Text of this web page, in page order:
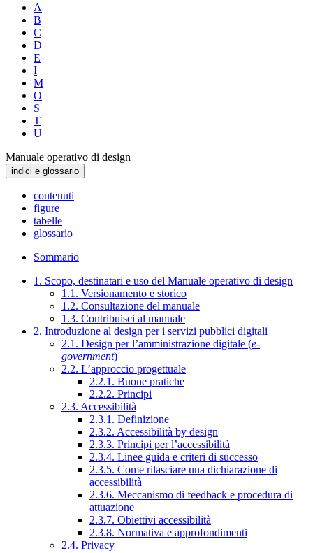
A
B
C
D
E
I
M
O
S
T
U
Manuale operativo di design
indici e glossario
contenuti
figure
tabelle
glossario
Sommario
1. Scopo, destinatari e uso del Manuale operativo di design
1.1. Versionamento e storico
1.2. Consultazione del manuale
1.3. Contribuisci al manuale
2. Introduzione al design per i servizi pubblici digitali
2.1. Design per l’amministrazione digitale (e-
government)
2.2. L’approccio progettuale
2.2.1. Buone pratiche
2.2.2. Principi
2.3. Accessibilità
2.3.1. Definizione
2.3.2. Accessibilità by design
2.3.3. Principi per l’accessibilità
2.3.4. Linee guida e criteri di successo
2.3.5. Come rilasciare una dichiarazione di
accessibilità
2.3.6. Meccanismo di feedback e procedura di
attuazione
2.3.7. Obiettivi accessibilità
2.3.8. Normativa e approfondimenti
2.4. Privacy